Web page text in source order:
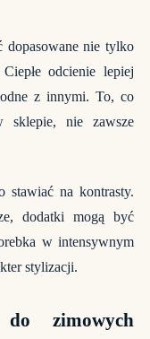
nie tylko
odcienie lepiej
z innymi. To, co
sklepie, nie zawsze
stawiać na kontrasty.
dodatki mogą być
w intensywnym
stylizacji.
zimowych